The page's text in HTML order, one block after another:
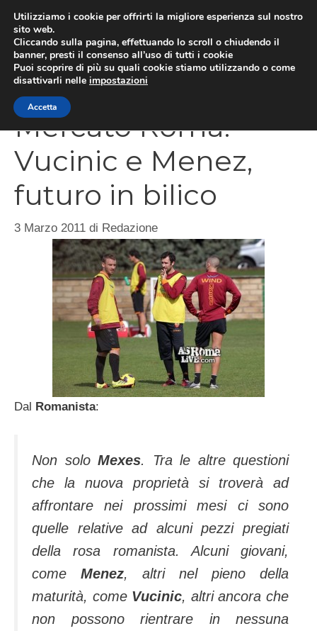
contenuto
Mercato Roma:
Vucinic e Menez,
futuro in bilico
3 Marzo 2011 di Redazione
Dal Romanista:
Non solo Mexes. Tra le altre questioni
che la nuova proprietà si troverà ad
affrontare nei prossimi mesi ci sono
quelle relative ad alcuni pezzi pregiati
della rosa romanista. Alcuni giovani,
come Menez, altri nel pieno della
maturità, come Vucinic, altri ancora che
non possono rientrare in nessuna
Utilizziamo i cookie per offrirti la migliore esperienza sul nostro
sito web.
Cliccando sulla pagina, effettuando lo scroll o chiudendo il
banner, presti il consenso all’uso di tutti i cookie
Puoi scoprire di più su quali cookie stiamo utilizzando o come
disattivarli nelle impostazioni
Accetta